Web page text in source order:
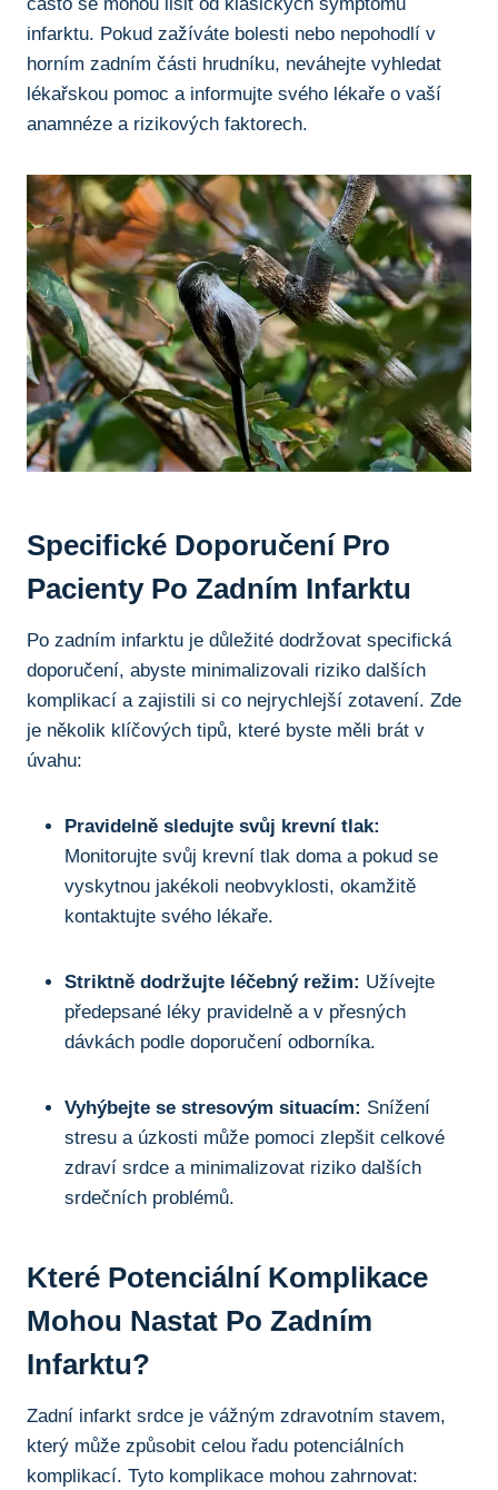
infarktu. Pokud zažíváte bolesti nebo nepohodlí v
horním zadním části hrudníku, neváhejte vyhledat
lékařskou pomoc a informujte svého lékaře o vaší
anamnéze a rizikových faktorech.
Specifické Doporučení Pro
Pacienty Po Zadním Infarktu
Po zadním infarktu je důležité dodržovat specifická
doporučení, abyste minimalizovali riziko dalších
komplikací a zajistili si co nejrychlejší zotavení. Zde
je několik klíčových tipů, které byste měli brát v
úvahu:
Pravidelně sledujte svůj krevní tlak:
Monitorujte svůj krevní tlak doma a pokud se
vyskytnou jakékoli neobvyklosti, okamžitě
kontaktujte svého lékaře.
Striktně dodržujte léčebný režim: Užívejte
předepsané léky pravidelně a v přesných
dávkách podle doporučení odborníka.
Vyhýbejte se stresovým situacím: Snížení
stresu a úzkosti může pomoci zlepšit celkové
zdraví srdce a minimalizovat riziko dalších
srdečních problémů.
Které Potenciální Komplikace
Mohou Nastat Po Zadním
Infarktu?
Zadní infarkt srdce je vážným zdravotním stavem,
který může způsobit celou řadu potenciálních
komplikací. Tyto komplikace mohou zahrnovat: